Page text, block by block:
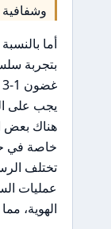
بتجربة
يجب على
هناك بعض
خاصة في
تختلف
عمليات
الهوية،